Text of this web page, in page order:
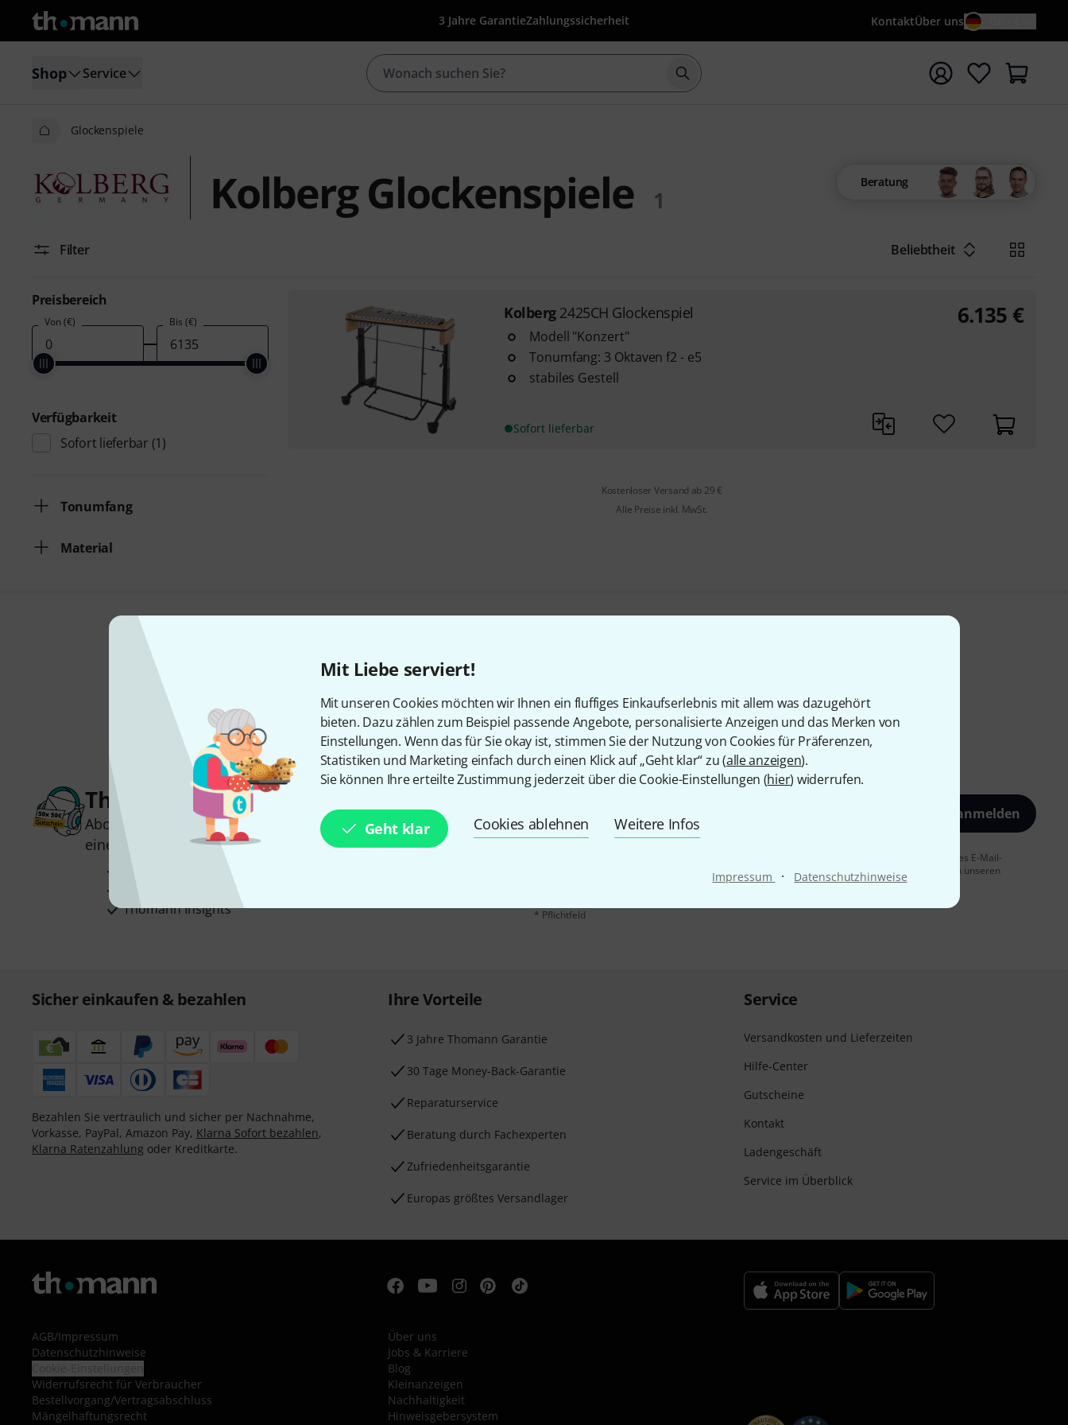
Mit Liebe serviert!
Mit unseren Cookies möchten wir Ihnen ein fluffiges Einkaufserlebnis mit allem was dazugehört
bieten. Dazu zählen zum Beispiel passende Angebote, personalisierte Anzeigen und das Merken von
Einstellungen. Wenn das für Sie okay ist, stimmen Sie der Nutzung von Cookies für Präferenzen,
Statistiken und Marketing einfach durch einen Klick auf „Geht klar“ zu (alle anzeigen).
Sie können Ihre erteilte Zustimmung jederzeit über die Cookie-Einstellungen (hier) widerrufen.
Geht klar Cookies ablehnen Weitere Infos
Impressum · Datenschutzhinweise
3 Jahre GarantieZahlungssicherheit KontaktÜber uns
Shop Service Suche mit Suchwort {searchTerm} starten
Glockenspiele
Kolberg Glockenspiele 1
Beratung
Filter Beliebtheit
Preisbereich
Von (€) Bis (€)
Verfügbarkeit
Sofort lieferbar (1)
Tonumfang
Material
Kolberg 2425CH Glockenspiel
Modell "Konzert"
Tonumfang: 3 Oktaven f2 - e5
stabiles Gestell
Sofort lieferbar
6.135 €
Kostenloser Versand ab 29 €
Alle Preise inkl. MwSt.
Teilen
Thomann Newsletter
Abonniere den Thomann Newsletter und gewinne mit etwas Glück
einen von
50 Gutscheinen über jeweils50€!
Inspirierende Beiträge
Thomann Insights
Jetzt anmelden
Mit Klick auf „Jetzt anmelden“ stimmen Sie dem Erhalt von E-Mail-Werbung und einer Messung des E-Mail-
Nutzungsverhaltens zu. Die Abmeldung ist jederzeit möglich. Weitere Informationen finden Sie in unseren
* Pflichtfeld
Sicher einkaufen & bezahlen
Bezahlen Sie vertraulich und sicher per Nachnahme,
Vorkasse, PayPal, Amazon Pay, Klarna Sofort bezahlen,
Klarna Ratenzahlung oder Kreditkarte.
Ihre Vorteile
3 Jahre Thomann Garantie
30 Tage Money-Back-Garantie
Reparaturservice
Beratung durch Fachexperten
Zufriedenheitsgarantie
Europas größtes Versandlager
Service
Versandkosten und Lieferzeiten
Hilfe-Center
Gutscheine
Kontakt
Ladengeschäft
Service im Überblick
AGB/Impressum
Datenschutzhinweise
Widerrufsrecht für Verbraucher
Bestellvorgang/Vertragsabschluss
Mängelhaftungsrecht
Über uns
Jobs & Karriere
Blog
Kleinanzeigen
Nachhaltigkeit
Hinweisgebersystem